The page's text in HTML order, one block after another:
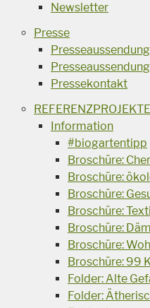
Newsletter
Presse
Pressekontakt
REFERENZPROJEKTE
Information
#biogartentipp
Broschüre:
Broschüre:
Broschüre:
Broschüre:
Broschüre:
Broschüre:
Broschüre: 99
Folder: Alte
Folder: